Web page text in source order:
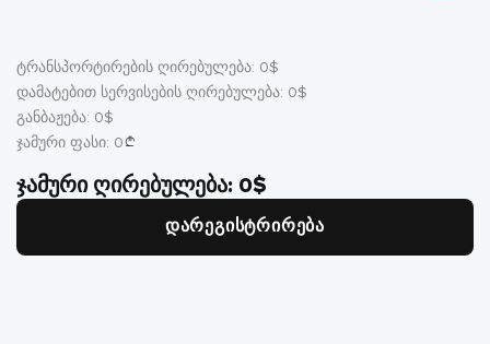
ტრანსპორტირების ღირებულება: 0$
დამატებით სერვისების ღირებულება: 0$
განბაჟება: 0$
ჯამური ფასი: 0
ჯამური ღირებულება: 0$
დარეგისტრირება